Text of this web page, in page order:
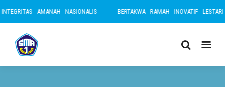
- AMANAH - NASIONALIS BERTAKWA - RAMAH - INOVATIF - LESTARI -